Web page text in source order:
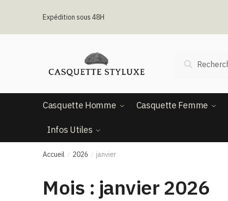
Expédition sous 48H
pour :
Recherche
Casquette Homme Casquette Femme
Infos Utiles
Accueil / 2026 / janvier
Mois : janvier 2026